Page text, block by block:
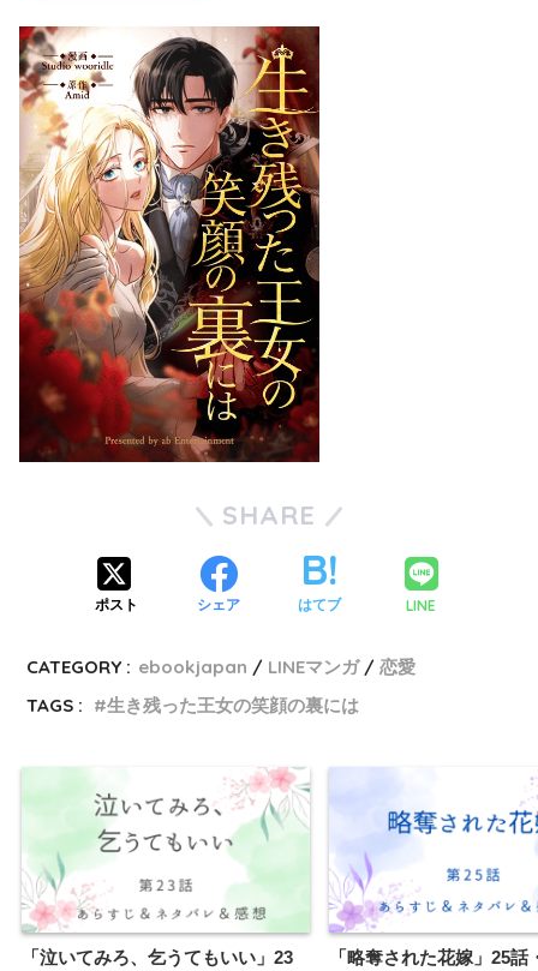
SHARE
ポスト シェア はてブ LINE
CATEGORY : ebookjapan LINEマンガ
恋愛
TAGS :
生き残った王女の笑顔の裏には
「泣いてみろ、乞うてもいい」23
「略奪された花嫁」25話